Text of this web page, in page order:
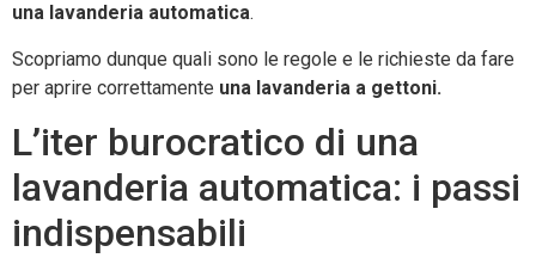
una lavanderia automatica.
Scopriamo dunque quali sono le regole e le richieste da fare
per aprire correttamente una lavanderia a gettoni.
L’iter burocratico di una
lavanderia automatica: i passi
indispensabili